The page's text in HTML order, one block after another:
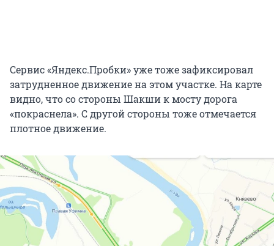
Сервис «Яндекс.Пробки» уже тоже зафиксировал
затрудненное движение на этом участке. На карте
видно, что со стороны Шакши к мосту дорога
«покраснела». С другой стороны тоже отмечается
плотное движение.